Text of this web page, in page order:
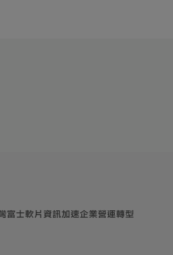
士軟片資訊加速企業營運轉型